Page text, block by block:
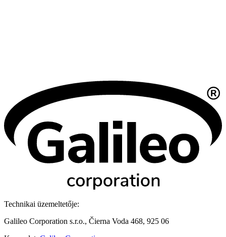
Technikai üzemeltetője:
Galileo Corporation s.r.o., Čierna Voda 468, 925 06